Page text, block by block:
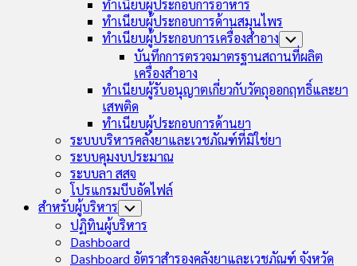
ทำเนียบผู้ประกอบการอาหาร
ทำเนียบผู้ประกอบการด้านสมุนไพร
ทำเนียบผู้ประกอบการเครื่องสำอาง Toggle
Child
Menu
บันทึกการตรวจมาตรฐานสถานที่ผลิต
เครื่องสำอาง
ทำเนียบผู้รับอนุญาตเกี่ยวกับวัตถุออกฤทธิ์และยา
เสพติด
ทำเนียบผู้ประกอบการด้านยา
ระบบบริหารคลังยาและเวชภัณฑ์ที่มิใช่ยา
ระบบคุมงบประมาณ
ระบบลา สสจ
โปรแกรมบีบอัดไฟล์
สำหรับผู้บริหาร Toggle
Child
Menu
ปฏิทินผู้บริหาร
Dashboard
Dashboard อัตราสำรองคลังยาและเวชภัณฑ์ จังหวัด